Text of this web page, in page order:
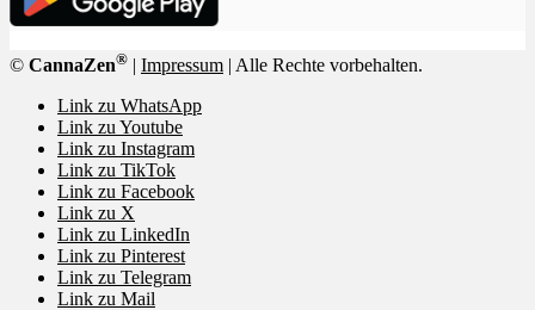
© CannaZen® | Impressum | Alle Rechte vorbehalten.
Link zu WhatsApp
Link zu Youtube
Link zu Instagram
Link zu TikTok
Link zu Facebook
Link zu X
Link zu LinkedIn
Link zu Pinterest
Link zu Telegram
Link zu Mail